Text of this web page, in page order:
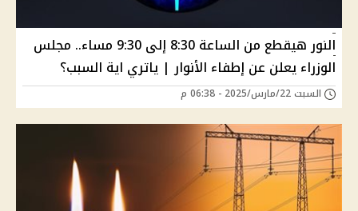
النور هيقطع من الساعة 8:30 إلى 9:30 مساء.. مجلس
الوزراء يعلن عن إطفاء الأنوار | ياتري اية السبب؟
السبت 22/مارس/2025 - 06:38 م